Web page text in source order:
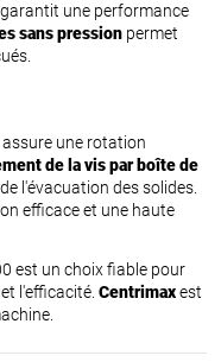
une performance
sans pression permet
une rotation
de la vis par boîte de
l'évacuation des solides.
efficace et une haute
est un choix fiable pour
l'efficacité. Centrimaxest